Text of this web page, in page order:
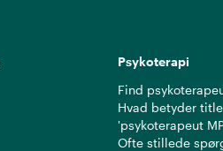
Psykoterapi
Find
Hvad betyder
'psykoterapeut
Ofte stillede